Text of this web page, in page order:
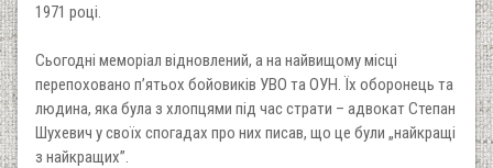
1971 році.
Сьогодні меморіал відновлений, а на найвищому місці
перепоховано п’ятьох бойовиків УВО та ОУН. Їх оборонець та
людина, яка була з хлопцями під час страти – адвокат Степан
Шухевич у своїх спогадах про них писав, що це були „найкращі
з найкращих”.